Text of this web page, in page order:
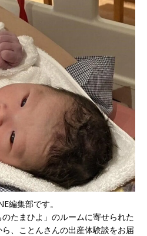
編集部です。
たまひよ」のルームに寄せられた
、ことんさんの出産体験談をお届